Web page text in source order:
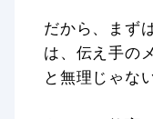
だから、まず
は、伝え手の
と無理じゃな